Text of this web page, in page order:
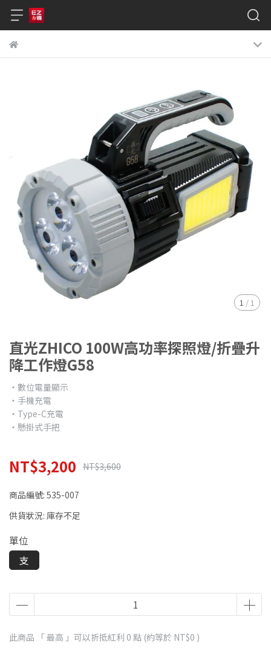
1 / 1
直光ZHICO 100W高功率探照燈/折疊升
降工作燈G58
‧數位電量顯示
‧手機充電
‧Type-C充電
‧懸掛式手把
NT$3,200 NT$3,600
商品編號: 535-007
供貨狀況: 庫存不足
單位
支
此商品 「 最高 」可以折抵紅利 0 點 (約等於 NT$0 )